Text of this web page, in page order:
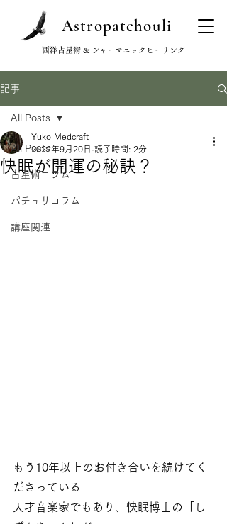
Astropatchouli
西洋占星術 & シャーマニックヒーリング
記事
All Posts
占星術コラム
パチュリコラム
講座関連
All Posts
快眠が開運の秘訣？
Yuko Medcraft
2022年9月20日 読了時間: 2分
もう10年以上のお付き合いを続けてく
ださっている
天才音楽家でもあり、快眠博士の「し